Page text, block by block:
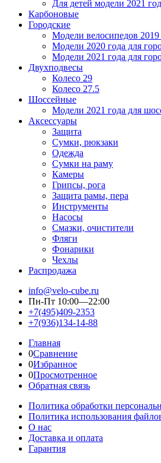
Для детей модели 2021
Карбоновые
Городские
Модели велосипедов 2019
Модели 2020 года для
Модели 2021 года для
Двухподвесы
Колесо 29
Колесо 27.5
Шоссейные
Модели 2021 года для
Аксессуары
Защита
Сумки, рюкзаки
Одежда
Сумки на раму
Камеры
Грипсы, рога
Защита рамы, пера
Инструменты
Насосы
Смазки, очистители
Фляги
Фонарики
Чехлы
Распродажа
info@velo-cube.ru
Пн-Пт 10:00—22:00
+7(495)409-2353
+7(936)134-14-88
Главная
0Сравнение
0Избранное
0Просмотренное
Обратная связь
Политика обработки
Политика использования
О нас
Доставка и оплата
Гарантия